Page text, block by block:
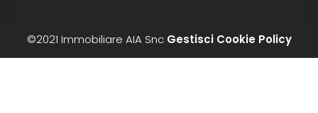
©2021 Immobiliare AIA Snc Gestisci Cookie Policy